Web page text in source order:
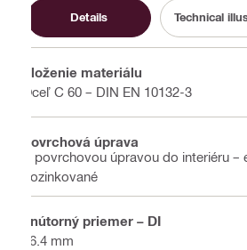
Details Technical
Zloženie materiálu
Oceľ C 60 – DIN EN 10132-3
Povrchová úprava
S povrchovou úpravou do interiéru –
pozinkované
Vnútorný priemer – DI
16.4 mm